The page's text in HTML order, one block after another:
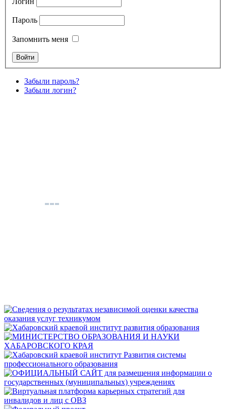
Пароль
Запомнить меня
Забыли пароль?
Забыли логин?